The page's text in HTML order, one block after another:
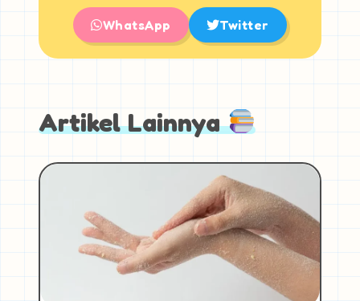
WhatsApp Twitter
Artikel Lainnya